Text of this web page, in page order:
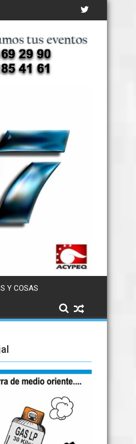
Y COSAS